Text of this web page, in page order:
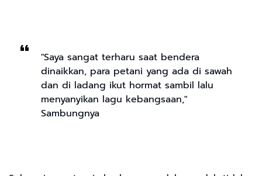
"Saya sangat terharu saat bendera
dinaikkan, para petani yang ada di sawah
dan di ladang ikut hormat sambil lalu
menyanyikan lagu kebangsaan,"
Sambungnya